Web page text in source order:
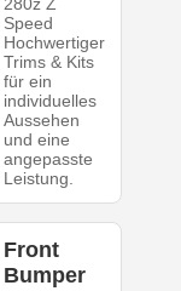
280z Z
Speed
Hochwertiger
Trims & Kits
für ein
individuelles
Aussehen
und eine
angepasste
Leistung.
Front
Bumper